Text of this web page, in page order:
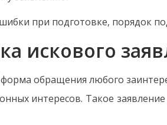
при подготовке, порядок
искового
обращения любого
интересов. Такое